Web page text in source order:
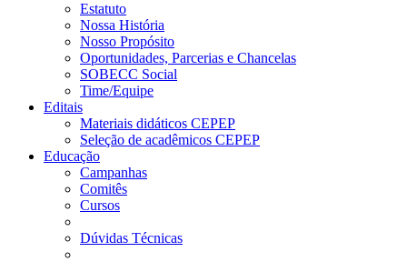
Estatuto
Nossa História
Nosso Propósito
Oportunidades, Parcerias e Chancelas
SOBECC Social
Time/Equipe
Editais
Materiais didáticos CEPEP
Seleção de acadêmicos CEPEP
Educação
Campanhas
Comitês
Cursos
Dúvidas Técnicas